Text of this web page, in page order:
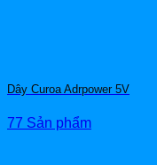
Dây Curoa Adrpower 5V
77 Sản phẩm